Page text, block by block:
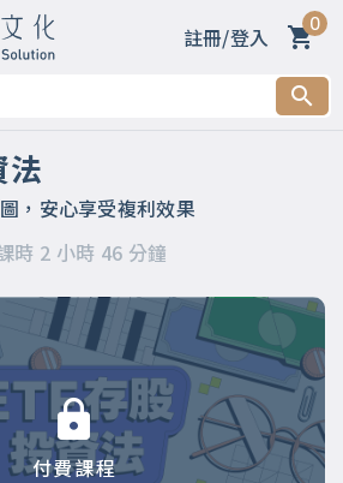
註冊/登入 0
法
，安心享受複利效果
時 2 小時 46 分鐘
付費課程
準備開始投資了嗎？
不再怕投資
，但可以管理
選擇
？